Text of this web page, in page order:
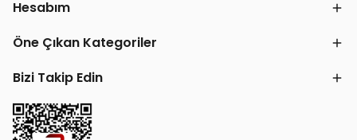
Hesabım
Öne Çıkan Kategoriler
Bizi Takip Edin